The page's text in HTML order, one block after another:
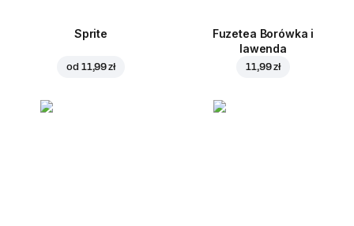
Sprite
od 11,99 zł
Fuzetea Borówka i
lawenda
11,99 zł